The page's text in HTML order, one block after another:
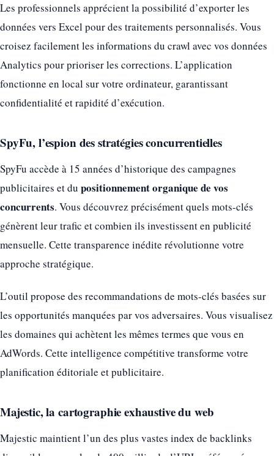
Les professionnels apprécient la possibilité d’exporter les
données vers Excel pour des traitements personnalisés. Vous
croisez facilement les informations du crawl avec vos données
Analytics pour prioriser les corrections. L’application
fonctionne en local sur votre ordinateur, garantissant
confidentialité et rapidité d’exécution.
SpyFu, l’espion des stratégies concurrentielles
SpyFu accède à 15 années d’historique des campagnes
publicitaires et du positionnement organique de vos
concurrents. Vous découvrez précisément quels mots-clés
génèrent leur trafic et combien ils investissent en publicité
mensuelle. Cette transparence inédite révolutionne votre
approche stratégique.
L’outil propose des recommandations de mots-clés basées sur
les opportunités manquées par vos adversaires. Vous visualisez
les domaines qui achètent les mêmes termes que vous en
AdWords. Cette intelligence compétitive transforme votre
planification éditoriale et publicitaire.
Majestic, la cartographie exhaustive du web
Majestic maintient l’un des plus vastes index de backlinks